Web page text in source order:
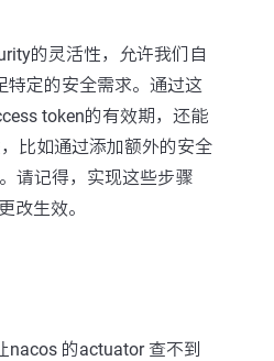
的灵活性，允许我们自
特定的安全需求。通过这
token的有效期，还能
比如通过添加额外的安全
请记得，实现这些步骤
改生效。
nacos 的actuator 查不到